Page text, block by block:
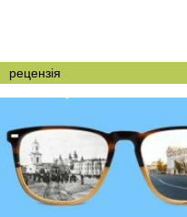
рецензія